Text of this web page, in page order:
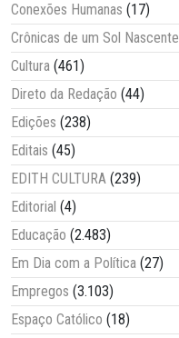
Conexões Humanas (17)
Crônicas de um Sol Nascente
Cultura (461)
Direto da Redação (44)
Edições (238)
Editais (45)
EDITH CULTURA (239)
Editorial (4)
Educação (2.483)
Em Dia com a Política (27)
Empregos (3.103)
Espaço Católico (18)